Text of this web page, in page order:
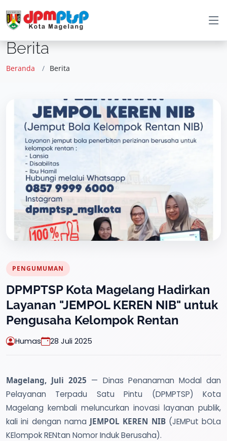
Berita
Beranda Berita
PENGUMUMAN
DPMPTSP Kota Magelang Hadirkan
Layanan "JEMPOL KEREN NIB" untuk
Pengusaha Kelompok Rentan
Humas 28 Juli 2025
Magelang, Juli 2025 — Dinas Penanaman Modal dan
Pelayanan Terpadu Satu Pintu (DPMPTSP) Kota
Magelang kembali meluncurkan inovasi layanan publik,
kali ini dengan nama JEMPOL KEREN NIB(JEMPut bOLa
KElompok RENtan Nomor Induk Berusaha).